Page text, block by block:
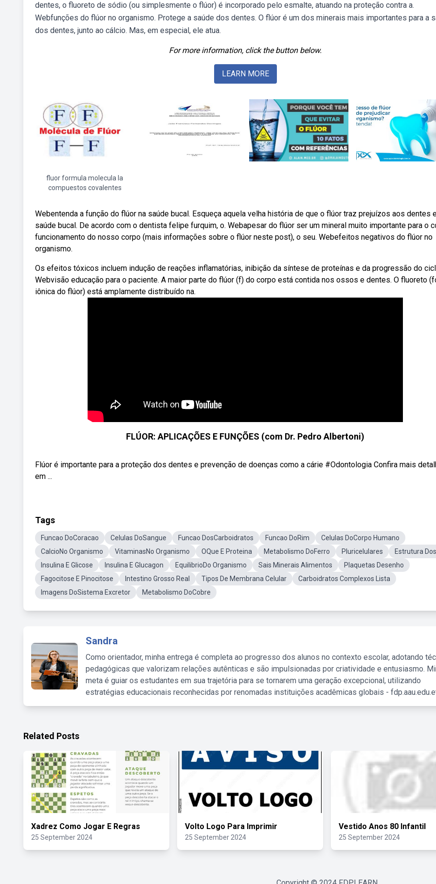
dentes, o fluoreto de sódio (ou simplesmente o flúor) é incorporado pelo esmalte, atuando na proteção contra a.
Webfunções do flúor no organismo. Protege a saúde dos dentes. O flúor é um dos minerais mais importantes para a
dos dentes, junto ao cálcio. Mas, em especial, ele atua.
For more information, click the button below.
LEARN MORE
fluor formula molecula la
compuestos covalentes
Webentenda a função do flúor na saúde bucal. Esqueça aquela velha história de que o flúor traz prejuízos aos dentes
saúde bucal. De acordo com o dentista felipe furquim, o. Webapesar do flúor ser um mineral muito importante para o
funcionamento do nosso corpo (mais informações sobre o flúor neste post), o seu. Webefeitos negativos do flúor no
organismo.
Os efeitos tóxicos incluem indução de reações inflamatórias, inibição da síntese de proteínas e da progressão do
Webvisão educação para o paciente. A maior parte do flúor (f) do corpo está contida nos ossos e dentes. O fluoreto
iônica do flúor) está amplamente distribuído na.
FLÚOR: APLICAÇÕES E FUNÇÕES (com Dr. Pedro Albertoni)
Flúor é importante para a proteção dos dentes e prevenção de doenças como a cárie #Odontologia Confira mais
em ...
Tags
Funcao DoCoracao Celulas DoSangue Funcao DosCarboidratos Funcao DoRim
Celulas DoCorpo Humano
CalcioNo Organismo
VitaminasNo Organismo OQue E Proteina Metabolismo DoFerro Pluricelulares
Estrutura
Insulina E Glicose
Insulina E Glucagon EquilibrioDo Organismo Sais Minerais Alimentos
Plaquetas Desenho
Fagocitose E Pinocitose
Intestino Grosso Real Tipos De Membrana Celular
Carboidratos Complexos Lista
Imagens DoSistema Excretor
Metabolismo DoCobre
Sandra
Como orientador, minha entrega é completa ao progresso dos alunos no contexto escolar, adotando
pedagógicas que valorizam relações autênticas e são impulsionadas por criatividade e entusiasmo.
meta é guiar os estudantes em sua trajetória para se tornarem uma geração excepcional, utilizando
estratégias educacionais reconhecidas por renomadas instituições acadêmicas globais -
Related Posts
Xadrez Como Jogar E Regras
25 September 2024
Volto Logo Para Imprimir
25 September 2024
Vestido Anos 80 Infantil
25 September 2024